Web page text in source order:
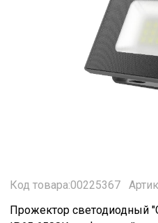
Код товара:00225367
Прожектор светодиодный